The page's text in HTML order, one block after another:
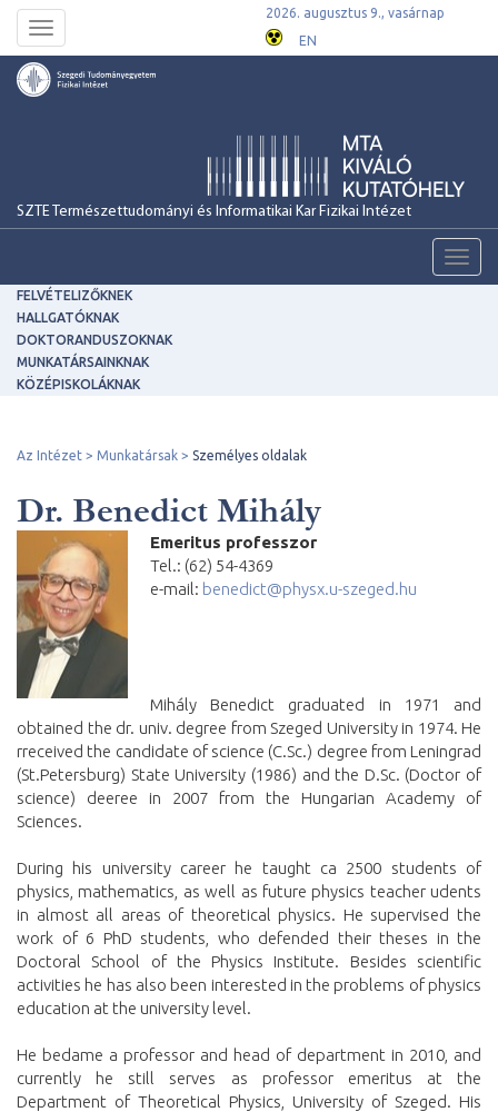
Toggle
navigation
2026. augusztus 9., vasárnap
EN
SZTE Természettudományi és Informatikai Kar Fizikai Intézet
FELVÉTELIZŐKNEK
HALLGATÓKNAK
DOKTORANDUSZOKNAK
MUNKATÁRSAINKNAK
KÖZÉPISKOLÁKNAK
Az Intézet Munkatársak Személyes oldalak
Dr. Benedict Mihály
Emeritus professzor
Tel.: (62) 54-4369
e-mail: benedict@physx.u-szeged.hu
Mihály Benedict graduated in 1971 and
obtained the dr. univ. degree from Szeged University in 1974. He
rreceived the candidate of science (C.Sc.) degree from Leningrad
(St.Petersburg) State University (1986) and the D.Sc. (Doctor of
science) deeree in 2007 from the Hungarian Academy of
Sciences.
During his university career he taught ca 2500 students of
physics, mathematics, as well as future physics teacher udents
in almost all areas of theoretical physics. He supervised the
work of 6 PhD students, who defended their theses in the
Doctoral School of the Physics Institute. Besides scientific
activities he has also been interested in the problems of physics
education at the university level.
He bedame a professor and head of department in 2010, and
currently he still serves as professor emeritus at the
Department of Theoretical Physics, University of Szeged. His